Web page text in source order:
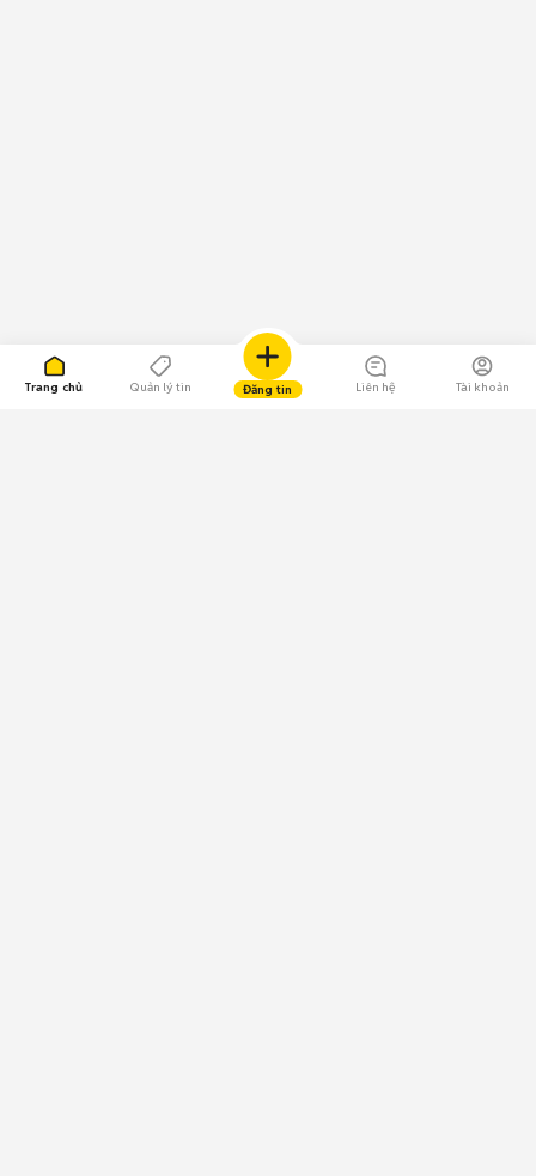
Trang chủ Quản lý tin Đăng tin Liên hệ Tài khoản